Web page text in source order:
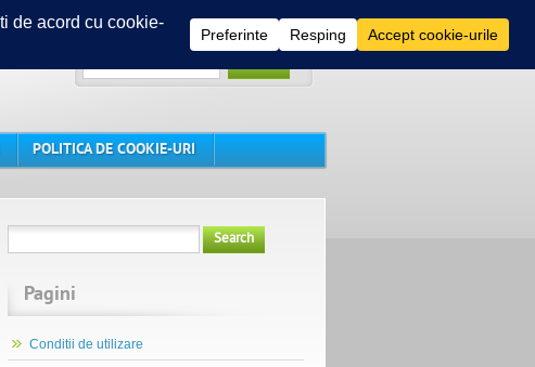
POLITICA DE COOKIE-URI
Search
Pagini
Conditii de utilizare